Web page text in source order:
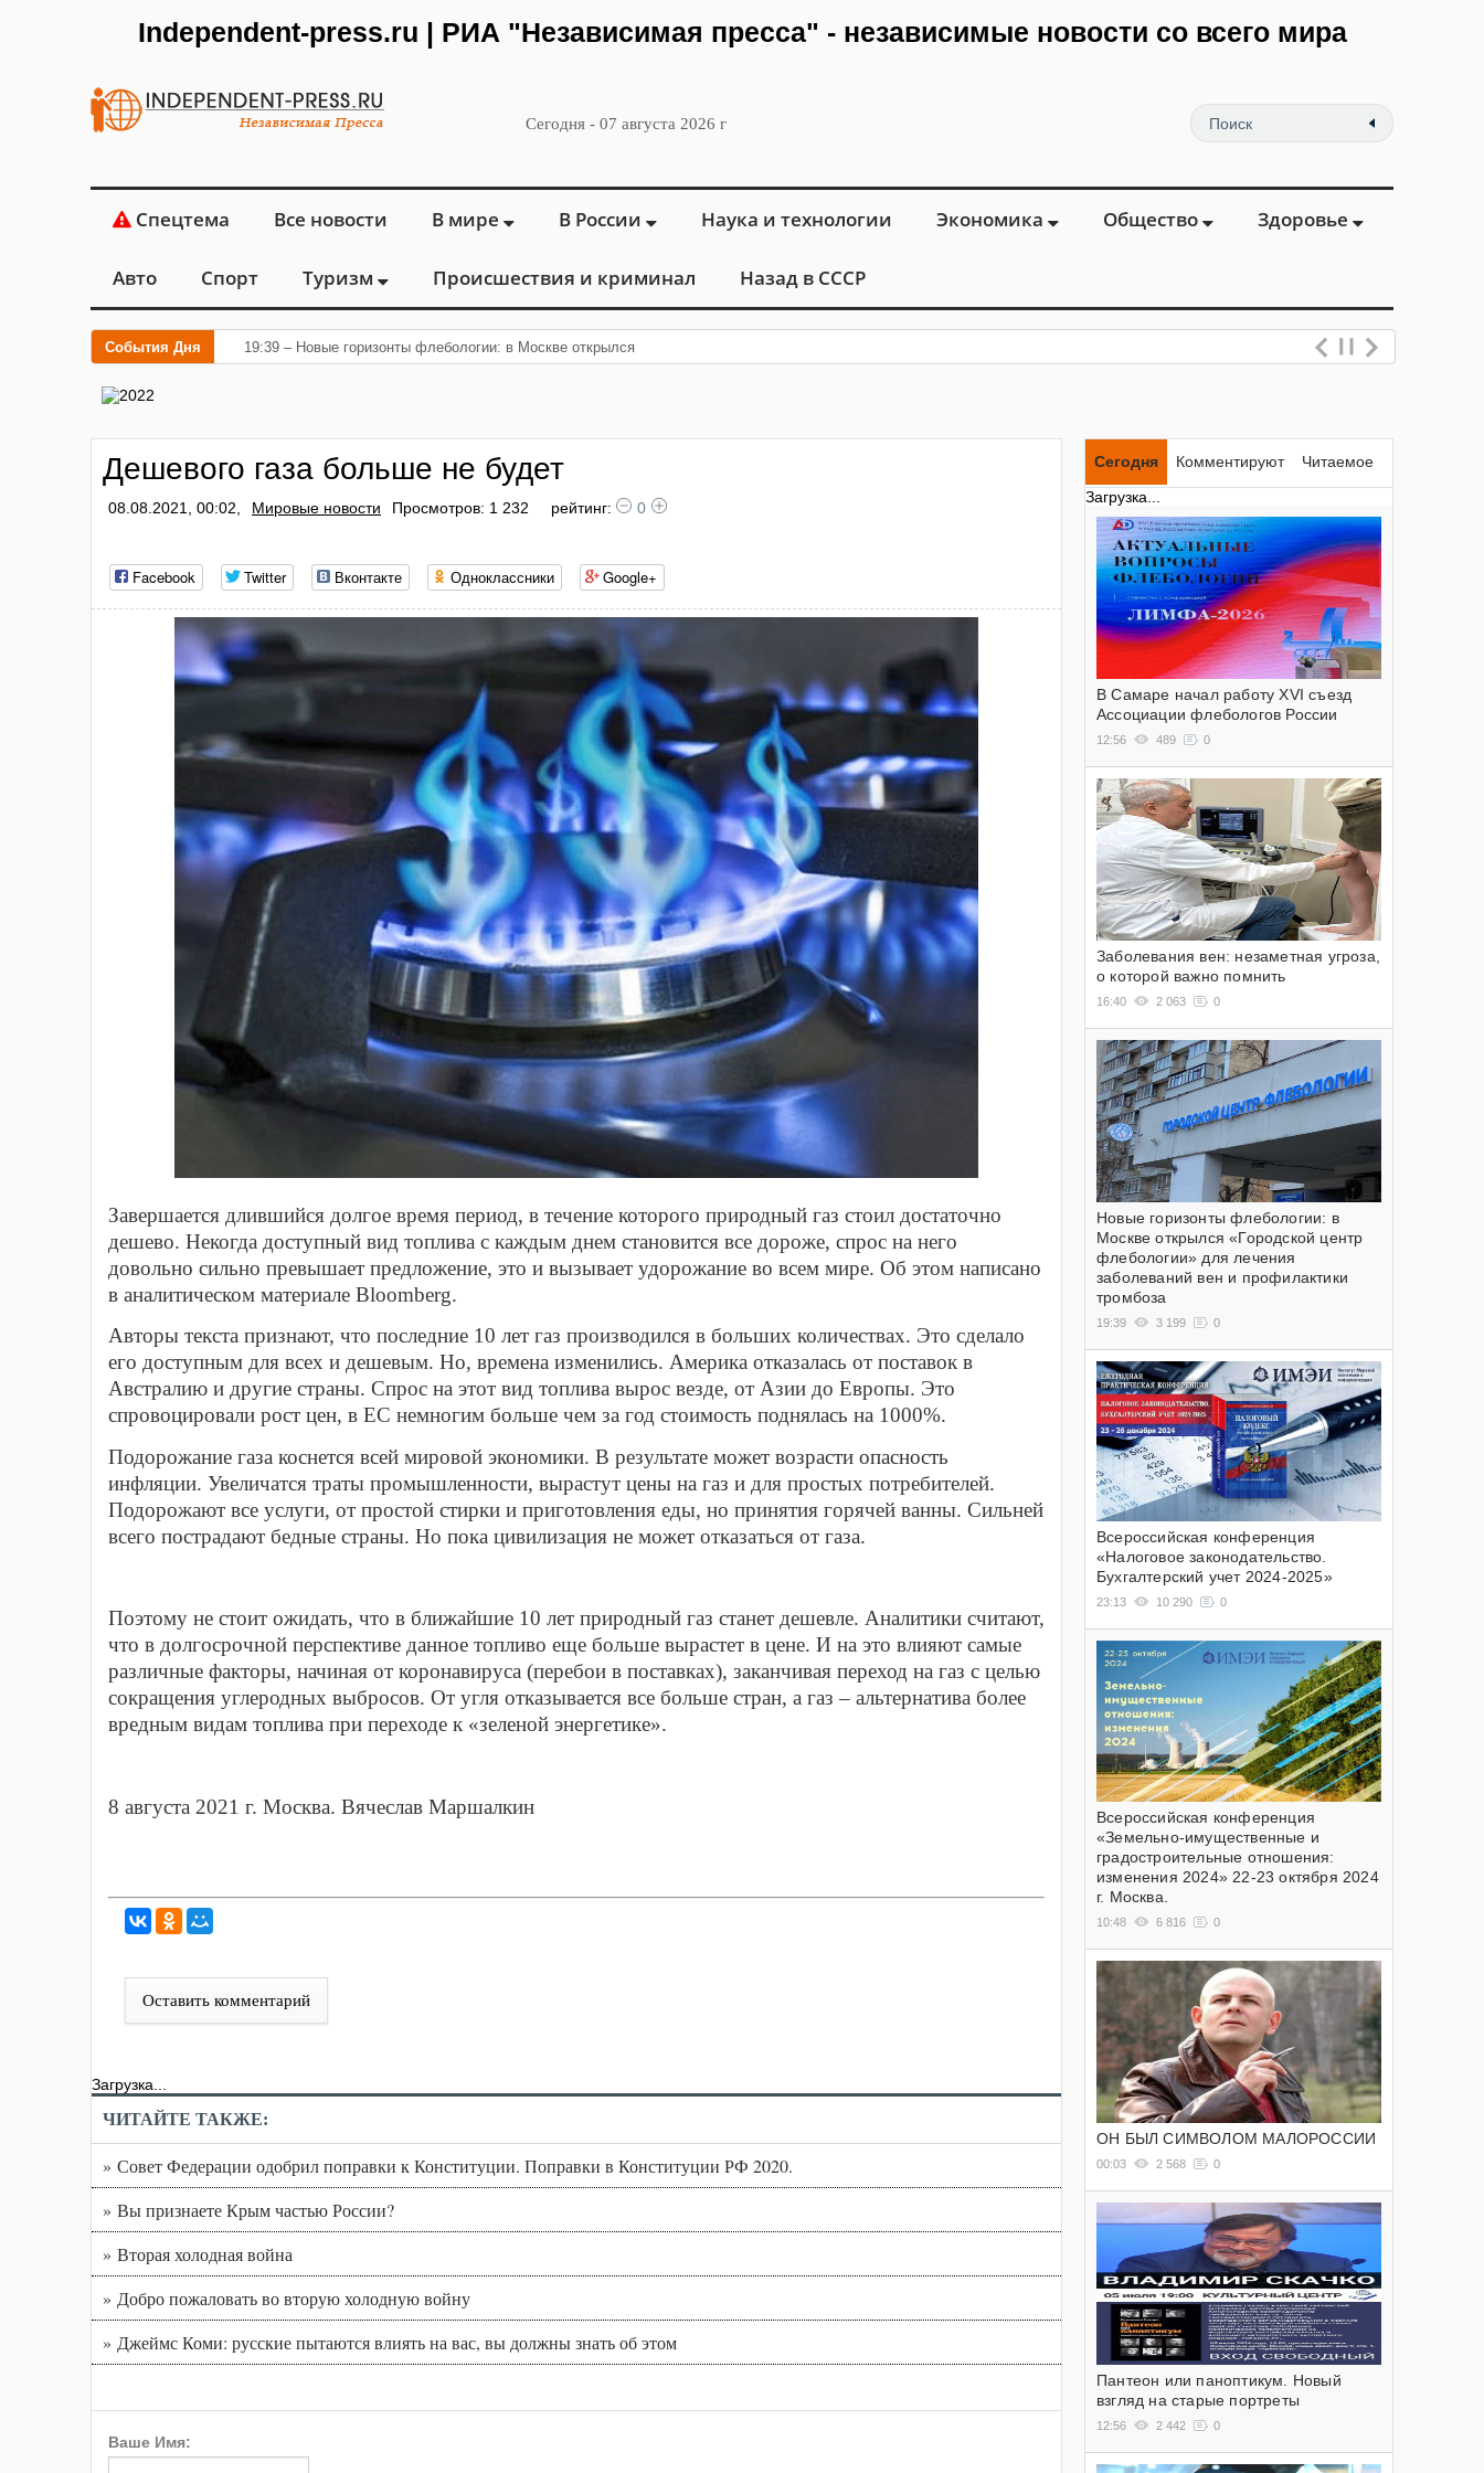
Independent-press.ru | РИА "Независимая пресса" - независимые новости со всего мира
Сегодня - 07 августа 2026 г
Спецтема Все новости В мире В России Наука и технологии Экономика Общество Здоровье
Авто Спорт Туризм Происшествия и криминал Назад в СССР
События Дня 19:39 – Новые горизонты флебологии: в Москве открылся «Городской центр флебологии» дл
Дешевого газа больше не будет
08.08.2021, 00:02, Мировые новости Просмотров: 1 232 рейтинг: 0
Facebook Twitter Вконтакте Одноклассники Google+
Завершается длившийся долгое время период, в течение которого природный газ стоил достаточно
дешево. Некогда доступный вид топлива с каждым днем становится все дороже, спрос на него
довольно сильно превышает предложение, это и вызывает удорожание во всем мире. Об этом написано
в аналитическом материале Bloomberg.
Авторы текста признают, что последние 10 лет газ производился в больших количествах. Это сделало
его доступным для всех и дешевым. Но, времена изменились. Америка отказалась от поставок в
Австралию и другие страны. Спрос на этот вид топлива вырос везде, от Азии до Европы. Это
спровоцировали рост цен, в ЕС немногим больше чем за год стоимость поднялась на 1000%.
Подорожание газа коснется всей мировой экономики. В результате может возрасти опасность
инфляции. Увеличатся траты промышленности, вырастут цены на газ и для простых потребителей.
Подорожают все услуги, от простой стирки и приготовления еды, но принятия горячей ванны. Сильней
всего пострадают бедные страны. Но пока цивилизация не может отказаться от газа.
Поэтому не стоит ожидать, что в ближайшие 10 лет природный газ станет дешевле. Аналитики считают,
что в долгосрочной перспективе данное топливо еще больше вырастет в цене. И на это влияют самые
различные факторы, начиная от коронавируса (перебои в поставках), заканчивая переход на газ с целью
сокращения углеродных выбросов. От угля отказывается все больше стран, а газ – альтернатива более
вредным видам топлива при переходе к «зеленой энергетике».
8 августа 2021 г. Москва. Вячеслав Маршалкин
Оставить комментарий
Загрузка...
ЧИТАЙТЕ ТАКЖЕ:
» Совет Федерации одобрил поправки к Конституции. Поправки в Конституции РФ 2020.
» Вы признаете Крым частью России?
» Вторая холодная война
» Добро пожаловать во вторую холодную войну
» Джеймс Коми: русские пытаются влиять на вас, вы должны знать об этом
Ваше Имя:
Сегодня Комментируют
Читаемое
Загрузка...
В Самаре начал работу XVI съезд
Ассоциации флебологов России
12:56 489 0
Заболевания вен: незаметная угроза,
о которой важно помнить
16:40 2 063 0
Новые горизонты флебологии: в
Москве открылся «Городской центр
флебологии» для лечения
заболеваний вен и профилактики
тромбоза
19:39 3 199 0
Всероссийская конференция
«Налоговое законодательство.
Бухгалтерский учет 2024-2025»
23:13 10 290 0
Всероссийская конференция
«Земельно-имущественные и
градостроительные отношения:
изменения 2024» 22-23 октября 2024
г. Москва.
10:48 6 816 0
ОН БЫЛ СИМВОЛОМ МАЛОРОССИИ
00:03 2 568 0
Пантеон или паноптикум. Новый
взгляд на старые портреты
12:56 2 442 0